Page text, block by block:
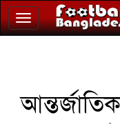
Toggle
navigation